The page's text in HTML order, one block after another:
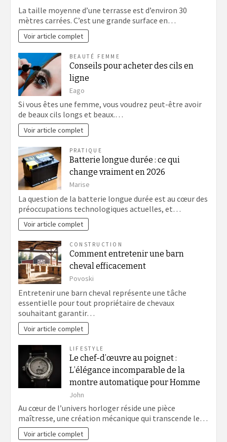
La taille moyenne d’une terrasse est d’environ 30
mètres carrées. C’est une grande surface en…
Voir article complet
BEAUTÉ FEMME
Conseils pour acheter des cils en
ligne
Eago
Si vous êtes une femme, vous voudrez peut-être avoir
de beaux cils longs et beaux.…
Voir article complet
PRATIQUE
Batterie longue durée : ce qui
change vraiment en 2026
Marise
La question de la batterie longue durée est au cœur des
préoccupations technologiques actuelles, et…
Voir article complet
CONSTRUCTION
Comment entretenir une barn
cheval efficacement
Povoski
Entretenir une barn cheval représente une tâche
essentielle pour tout propriétaire de chevaux
souhaitant garantir…
Voir article complet
LIFESTYLE
Le chef-d’œuvre au poignet :
L’élégance incomparable de la
montre automatique pour Homme
John
Au cœur de l’univers horloger réside une pièce
maîtresse, une création mécanique qui transcende le…
Voir article complet